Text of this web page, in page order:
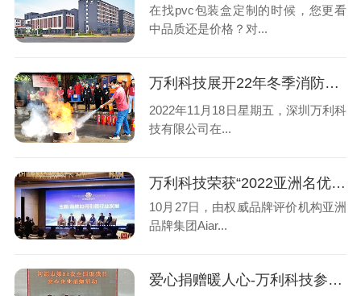
在找pvc包装盒定制的时候，您更看
中品质还是价格？对...
万利科技展开22年冬季消防演习
2022年11月18日星期五，深圳万利科
技有限公司在...
万利科技荣获“2022亚洲名优品牌奖”
10月27日，由权威品牌评价机构亚洲
品牌集团Aiar...
爱心捐赠暖人心-万利科技参加第32次全国助残日爱心捐赠